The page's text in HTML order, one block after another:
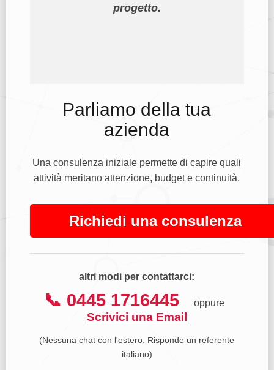
progetto.
Parliamo della tua
azienda
Una consulenza iniziale permette di capire quali
attività meritano attenzione, budget e continuità.
Richiedi una consulenza
altri modi per contattarci:
📞 0445 1716445 oppure
Scrivici una Email
(Nessuna chat con l'estero. Risponde un referente
italiano)